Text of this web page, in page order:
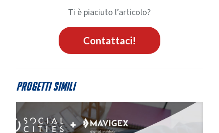
Ti è piaciuto l’articolo?
Contattaci!
Progetti simili